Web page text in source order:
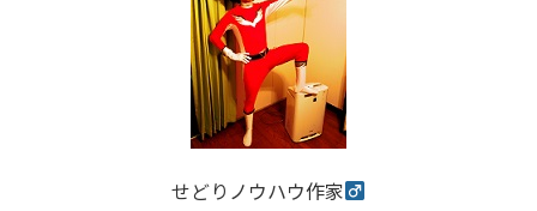
せどりノウハウ作家